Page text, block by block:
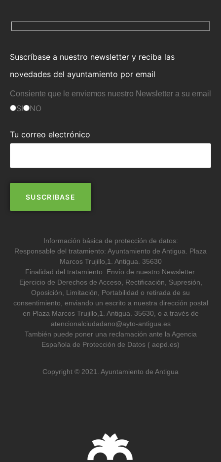
Suscríbase a nuestro newsletter y reciba las
novedades del ayuntamiento por email
Consiente que le enviemos nuestro Newsletter a su email
SI NO
Tu correo electrónico
Información básica de protección de datos:
Responsable del tratamiento: Ayuntamiento de Antigua. Plaza
Marcos Trujillo,1. Antigua. 35630
Finalidad del tratamiento: Envío de nuestro Newsletter.
Ejercicio de Derechos de Acceso, Rectificación, Supresión,
Oposición, Limitación, Portabilidad o retirada de su
consentimiento, enviando un escrito a nuestra dirección postal
en Plaza Marcos Trujillo,1. Antigua. 35630, o a través de
atencionalciudadano@ayto-antigua.es
También puede poner una reclamación ante la Agencia
Española de Protección de Datos ( aepd.es)
Copyright © 2021. Ayuntamiento de Antigua